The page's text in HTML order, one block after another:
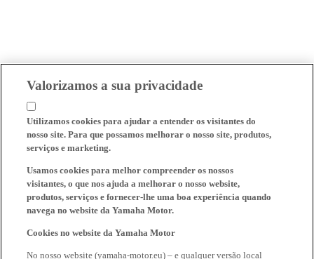
Valorizamos a sua privacidade
Utilizamos cookies para ajudar a entender os visitantes do
nosso site. Para que possamos melhorar o nosso site, produtos,
serviços e marketing.
Usamos cookies para melhor compreender os nossos
visitantes, o que nos ajuda a melhorar o nosso website,
produtos, serviços e fornecer-lhe uma boa experiência quando
navega no website da Yamaha Motor.
Cookies no website da Yamaha Motor
No nosso website (yamaha-motor.eu) – e qualquer versão local